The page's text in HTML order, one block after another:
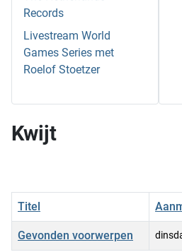
Records
Livestream World
Games Series met
Roelof Stoetzer
Kwijt
Titel
Gevonden voorwerpen